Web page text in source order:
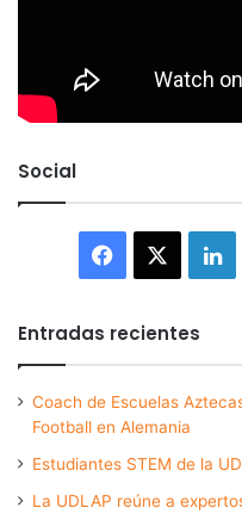
Social
Facebook
Entradas recientes
Coach de Escuelas
Football en Alemania
Estudiantes STEM de la
La UDLAP reúne a